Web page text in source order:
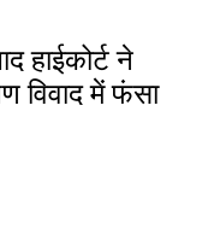
हाईकोर्ट ने
विवाद में फंसा